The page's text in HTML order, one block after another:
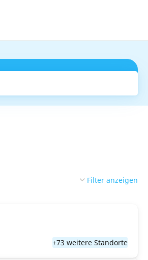
Filter anzeigen
+73 weitere Standorte